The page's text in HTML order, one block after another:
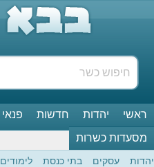
ראשי יהדות חדשות פנאי
מסעדות כשרות
יהדות עסקים בתי כנסת לימודים